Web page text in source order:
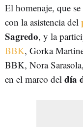
El homenaje, que
con la asistencia del
Sagredo, y la
BBK, Gorka
BBK, Nora
en el marco del día